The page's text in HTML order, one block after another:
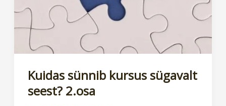
Kuidas sünnib kursus sügavalt
seest? 2.osa